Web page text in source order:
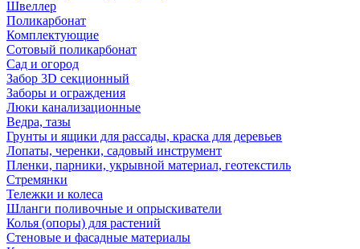
Швеллер
Поликарбонат
Комплектующие
Сотовый поликарбонат
Сад и огород
Забор 3D секционный
Заборы и ограждения
Люки канализационные
Ведра, тазы
Грунты и ящики для рассады, краска для деревьев
Лопаты, черенки, садовый инструмент
Пленки, парники, укрывной материал, геотекстиль
Стремянки
Тележки и колеса
Шланги поливочные и опрыскиватели
Колья (опоры) для растений
Стеновые и фасадные материалы